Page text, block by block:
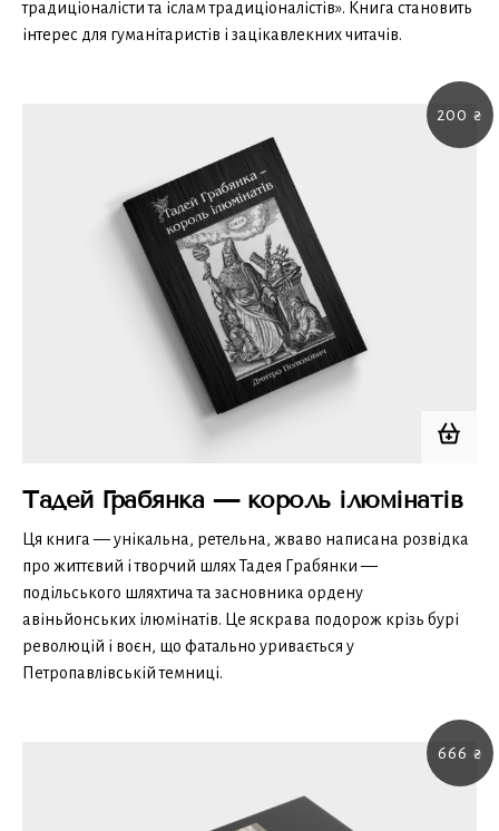
традиціоналісти та іслам традиціоналістів». Книга становить
інтерес для гуманітаристів і зацікавлекних читачів.
200 ₴
Тадей Грабянка — король ілюмінатів
Ця книга — унікальна, ретельна, жваво написана розвідка
про життєвий і творчий шлях Тадея Грабянки —
подільського шляхтича та засновника ордену
авіньйонських ілюмінатів. Це яскрава подорож крізь бурі
революцій і воєн, що фатально уривається у
Петропавлівській темниці.
666 ₴